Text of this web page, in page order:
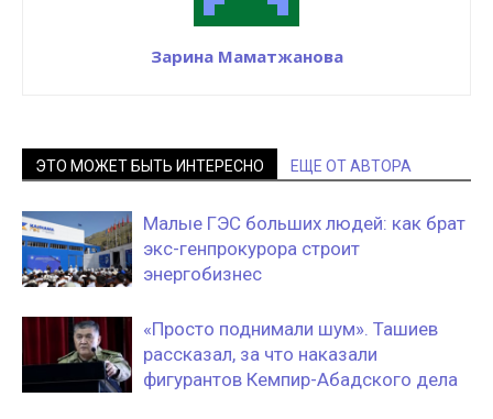
Зарина Маматжанова
ЭТО МОЖЕТ БЫТЬ ИНТЕРЕСНО ЕЩЕ ОТ АВТОРА
Малые ГЭС больших людей: как брат
экс-генпрокурора строит
энергобизнес
«Просто поднимали шум». Ташиев
рассказал, за что наказали
фигурантов Кемпир-Абадского дела